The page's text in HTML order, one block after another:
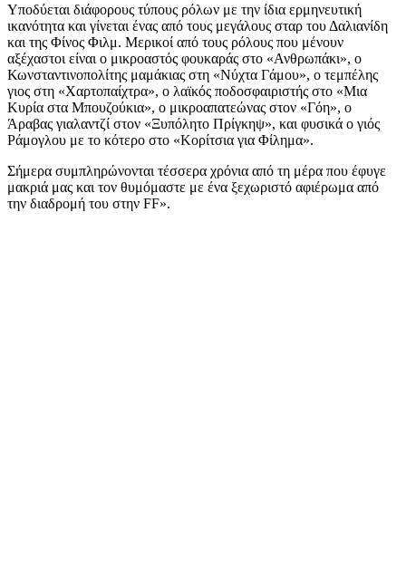
Υποδύεται διάφορους τύπους ρόλων με την ίδια ερμηνευτική
ικανότητα και γίνεται ένας από τους μεγάλους σταρ του Δαλιανίδη
και της Φίνος Φιλμ. Μερικοί από τους ρόλους που μένουν
αξέχαστοι είναι ο μικροαστός φουκαράς στο «Ανθρωπάκι», ο
Κωνσταντινοπολίτης μαμάκιας στη «Νύχτα Γάμου», ο τεμπέλης
γιος στη «Χαρτοπαίχτρα», ο λαϊκός ποδοσφαιριστής στο «Μια
Κυρία στα Μπουζούκια», ο μικροαπατεώνας στον «Γόη», ο
Άραβας γιαλαντζί στον «Ξυπόλητο Πρίγκηψ», και φυσικά ο γιός
Ράμογλου με το κότερο στο «Κορίτσια για Φίλημα».
Σήμερα συμπληρώνονται τέσσερα χρόνια από τη μέρα που έφυγε
μακριά μας και τον θυμόμαστε με ένα ξεχωριστό αφιέρωμα από
την διαδρομή του στην FF».